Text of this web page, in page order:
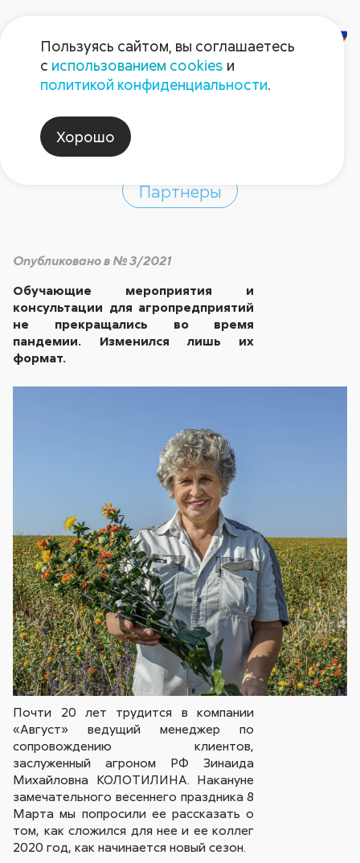
Кто поможет
земледельцу?
Партнеры
Опубликовано в № 3/2021
Обучающие мероприятия и
консультации для агропредприятий
не прекращались во время
пандемии. Изменился лишь их
формат.
Почти 20 лет трудится в компании
«Август» ведущий менеджер по
сопровождению клиентов,
заслуженный агроном РФ Зинаида
Михайловна КОЛОТИЛИНА. Накануне
замечательного весеннего праздника 8
Марта мы попросили ее рассказать о
том, как сложился для нее и ее коллег
2020 год, как начинается новый сезон.
Пользуясь сайтом, вы соглашаетесь
с использованием cookies и
политикой конфиденциальности.
Хорошо